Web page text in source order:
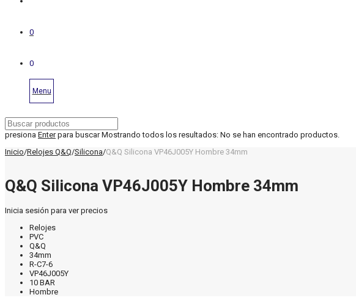
0
0
Menu
presiona Enterpara buscar Mostrando todos los resultados: No se han encontrado productos.
Inicio/Relojes Q&Q/Silicona/Q&Q Silicona VP46J005Y Hombre 34mm
Q&Q Silicona VP46J005Y Hombre 34mm
Inicia sesión para ver precios
Relojes
PVC
Q&Q
34mm
R-C7-6
VP46J005Y
10 BAR
Hombre